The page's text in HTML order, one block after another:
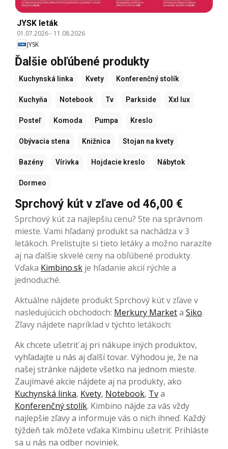
JYSK leták
01.07.2026- 11.08.2026
JYSK
Ďalšie obľúbené produkty
Kuchynská linka Kvety Konferenčný stolík
Kuchyňa Notebook Tv Parkside Xxl lux
Posteľ Komoda Pumpa Kreslo
Obývacia stena Knižnica Stojan na kvety
Bazény Vírivka Hojdacie kreslo Nábytok
Dormeo
Sprchový kút v zľave od 46,00 €
Sprchový kút za najlepšiu cenu? Ste na správnom
mieste. Vami hľadaný produkt sa nachádza v 3
letákoch. Prelistujte si tieto letáky a možno narazíte
aj na ďalšie skvelé ceny na obľúbené produkty.
Vďaka Kimbino.sk je hľadanie akcií rýchle a
jednoduché.
Aktuálne nájdete produkt Sprchový kút v zľave v
nasledujúcich obchodoch: Merkury Marketa Siko.
Zľavy nájdete napríklad v týchto letákoch:
Ak chcete ušetriť aj pri nákupe iných produktov,
vyhľadajte u nás aj ďalší tovar. Výhodou je, že na
našej stránke nájdete všetko na jednom mieste.
Zaujímavé akcie nájdete aj na produkty, ako
Kuchynská linka, Kvety, Notebook, Tva
Konferenčný stolík. Kimbino nájde za vás vždy
najlepšie zľavy a informuje vás o nich ihneď. Každý
týždeň tak môžete vďaka Kimbinu ušetriť. Prihláste
sa u nás na odber noviniek.